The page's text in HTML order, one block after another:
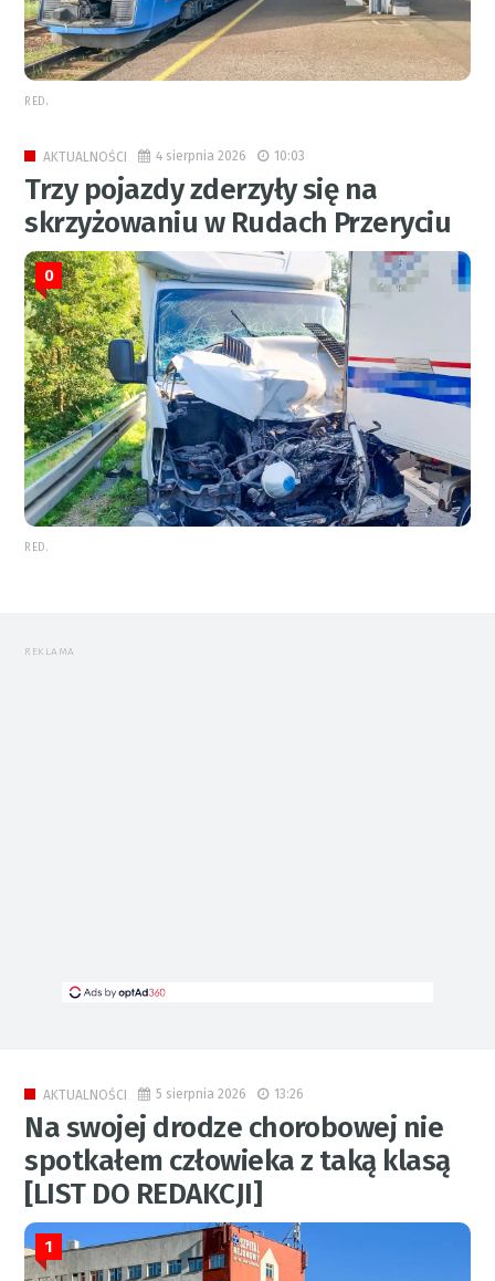
RED.
AKTUALNOŚCI 4 sierpnia 2026 10:03
Trzy pojazdy zderzyły się na
skrzyżowaniu w Rudach Przeryciu
0
RED.
REKLAMA
AKTUALNOŚCI 5 sierpnia 2026 13:26
Na swojej drodze chorobowej nie
spotkałem człowieka z taką klasą
[LIST DO REDAKCJI]
1